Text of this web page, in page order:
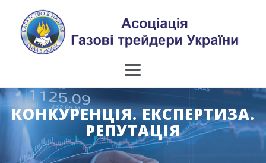
content
КОНКУРЕНЦІЯ. ЕКСПЕРТИЗА.
РЕПУТАЦІЯ